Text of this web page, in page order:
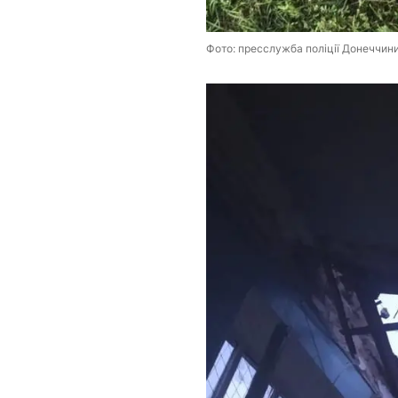
Фото: пресслужба поліції